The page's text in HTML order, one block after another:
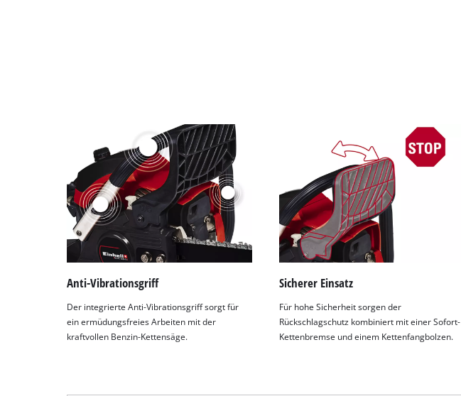
Anti-Vibrationsgriff
Der integrierte Anti-Vibrationsgriff sorgt für
ein ermüdungsfreies Arbeiten mit der
kraftvollen Benzin-Kettensäge.
Sicherer Einsatz
Für hohe Sicherheit sorgen der
Rückschlagschutz kombiniert mit einer Sofort-
Kettenbremse und einem Kettenfangbolzen.